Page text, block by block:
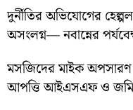
দুর্নীতির অভিযোগের
অসংলগ্ন— নবান্নের
মসজিদের মাইক অপসারণ
আপত্তি আইএসএফ ও